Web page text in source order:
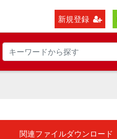
新規登録
関連ファイルダウンロード